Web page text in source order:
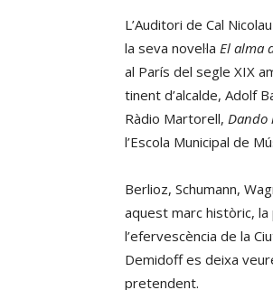
L’Auditori de Cal
la seva novel·la El alma
al París del segle XIX
tinent d’alcalde, Adolf
Ràdio Martorell, Dando
l’Escola Municipal de
Berlioz, Schumann,
aquest marc històric,
l’efervescència de la
Demidoff es deixa
pretendent.